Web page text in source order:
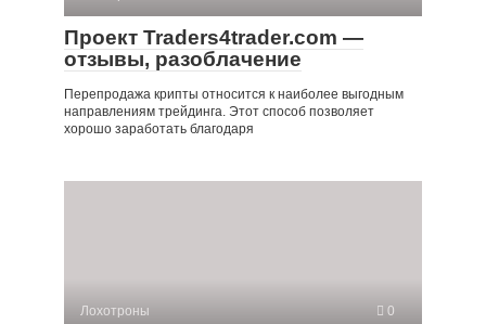
Проект Traders4trader.com —
отзывы, разоблачение
Перепродажа крипты относится к наиболее выгодным
направлениям трейдинга. Этот способ позволяет
хорошо заработать благодаря
Лохотроны 0